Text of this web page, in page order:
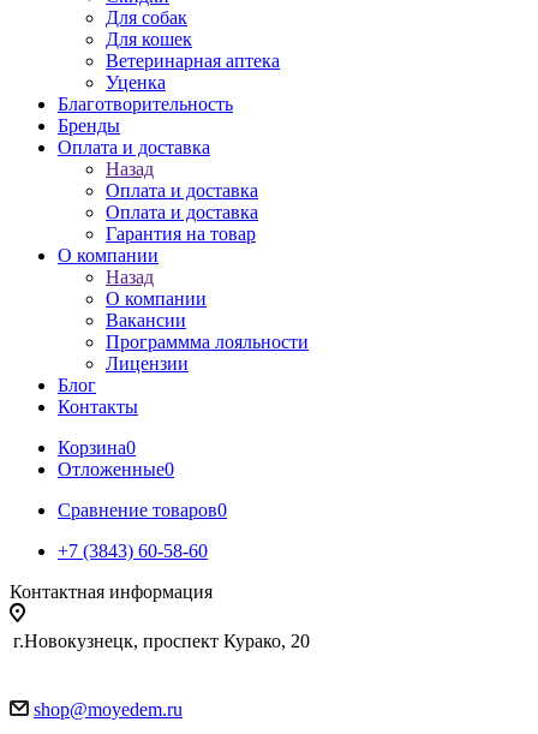
Для собак
Для кошек
Ветеринарная аптека
Уценка
Благотворительность
Бренды
Оплата и доставка
Назад
Оплата и доставка
Оплата и доставка
Гарантия на товар
О компании
Назад
О компании
Вакансии
Программма лояльности
Лицензии
Блог
Контакты
Корзина0
Отложенные0
Сравнение товаров0
+7 (3843) 60-58-60
Контактная информация
г.Новокузнецк, проспект Курако, 20
shop@moyedem.ru